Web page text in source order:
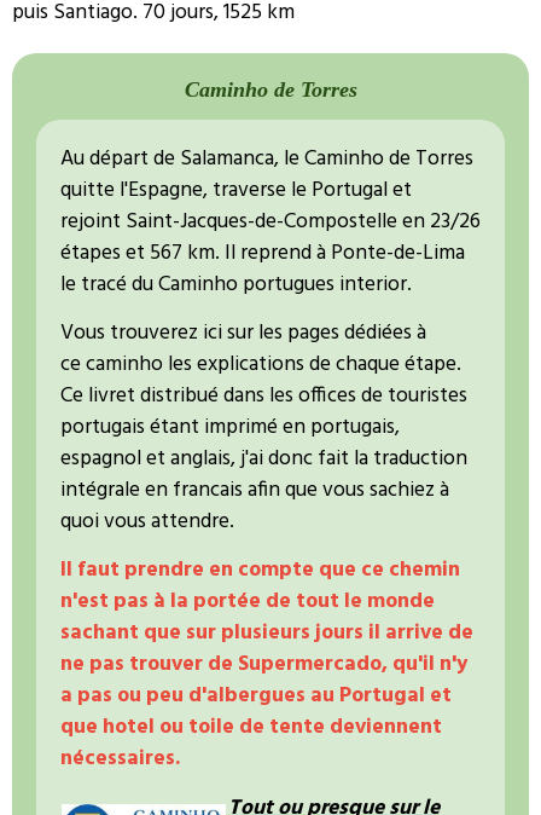
puis Santiago. 70 jours, 1525 km
Caminho de Torres
Au départ de Salamanca, le Caminho de Torres
quitte l'Espagne, traverse le Portugal et
rejoint Saint-Jacques-de-Compostelle en 23/26
étapes et 567 km. Il reprend à Ponte-de-Lima
le tracé du Caminho portugues interior.
Vous trouverez ici sur les pages dédiées à
ce caminho les explications de chaque étape.
Ce livret distribué dans les offices de touristes
portugais étant imprimé en portugais,
espagnol et anglais, j'ai donc fait la traduction
intégrale en francais afin que vous sachiez à
quoi vous attendre.
Il faut prendre en compte que ce chemin
n'est pas à la portée de tout le monde
sachant que sur plusieurs jours il arrive de
ne pas trouver de Supermercado, qu'il n'y
a pas ou peu d'albergues au Portugal et
que hotel ou toile de tente deviennent
nécessaires.